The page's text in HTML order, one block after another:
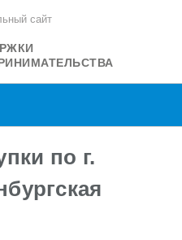
сайт
по г.